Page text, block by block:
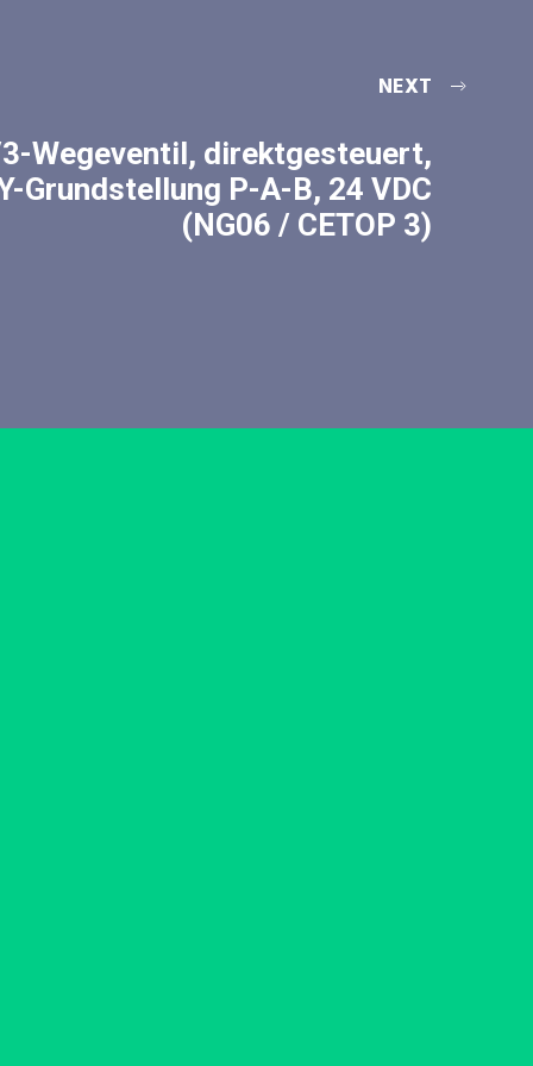
NEXT
Wegeventil, direktgesteuert,
Grundstellung P-A-B, 24 VDC
(NG06 / CETOP 3)